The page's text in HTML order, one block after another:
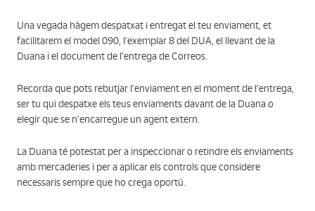
Una vegada hàgem despatxat i entregat el teu enviament, et
facilitarem el model 090, l’exemplar 8 del DUA, el llevant de la
Duana i el document de l’entrega de Correos.
Recorda que pots rebutjar l’enviament en el moment de l’entrega,
ser tu qui despatxe els teus enviaments davant de la Duana o
elegir que se n’encarregue un agent extern.
La Duana té potestat per a inspeccionar o retindre els enviaments
amb mercaderies i per a aplicar els controls que considere
necessaris sempre que ho crega oportú.